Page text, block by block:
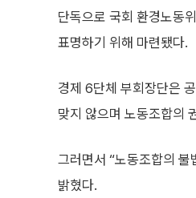
단독으로 국회 환경노동
표명하기 위해 마련됐다.
경제 6단체 부회장단은
맞지 않으며 노동조합의
그러면서 “노동조합의
밝혔다.